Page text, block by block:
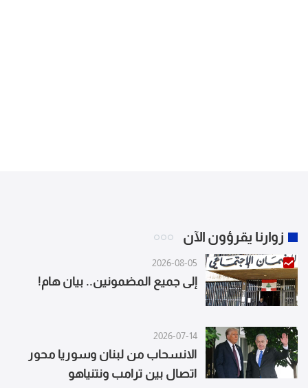
زوارنا يقرؤون الآن
2026-08-05
إلى جميع المضمونين.. بيان هام!
2026-07-14
الانسحاب من لبنان وسوريا محور
اتصال بين ترامب ونتنياهو